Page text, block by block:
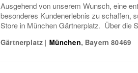
Ausgehend von unserem Wunsch, eine
besonderes Kundenerlebnis zu schaffen,
Store in München Gärtnerplatz. Über die
Gärtnerplatz | München, Bayern 80469